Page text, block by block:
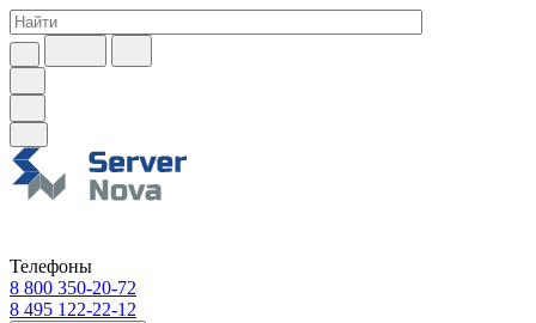
Телефоны
8 800 350-20-72
8 495 122-22-12